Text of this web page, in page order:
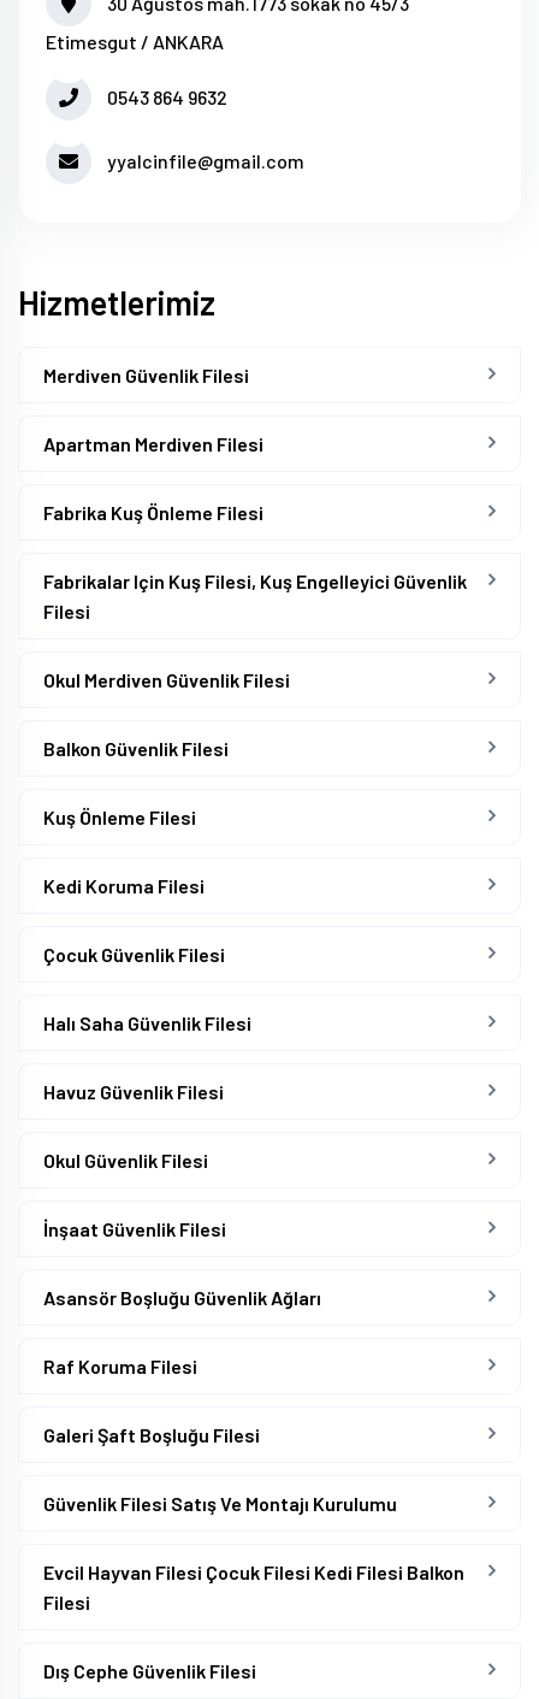
Etimesgut / ANKARA
0543 864 9632
yyalcinfile@gmail.com
Hizmetlerimiz
Merdiven Güvenlik Filesi
Apartman Merdiven Filesi
Fabrika Kuş Önleme Filesi
Fabrikalar Için Kuş Filesi, Kuş Engelleyici Güvenlik
Filesi
Okul Merdiven Güvenlik Filesi
Balkon Güvenlik Filesi
Kuş Önleme Filesi
Kedi Koruma Filesi
Çocuk Güvenlik Filesi
Halı Saha Güvenlik Filesi
Havuz Güvenlik Filesi
Okul Güvenlik Filesi
İnşaat Güvenlik Filesi
Asansör Boşluğu Güvenlik Ağları
Raf Koruma Filesi
Galeri Şaft Boşluğu Filesi
Güvenlik Filesi Satış Ve Montajı Kurulumu
Evcil Hayvan Filesi Çocuk Filesi Kedi Filesi Balkon
Filesi
Dış Cephe Güvenlik Filesi